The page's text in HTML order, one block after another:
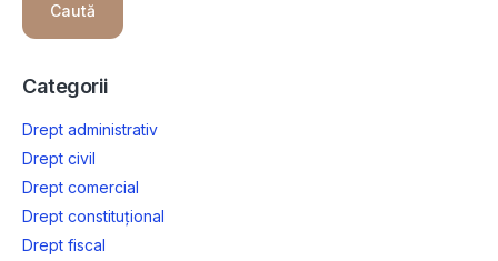
Caută
Categorii
Drept administrativ
Drept civil
Drept comercial
Drept constituțional
Drept fiscal